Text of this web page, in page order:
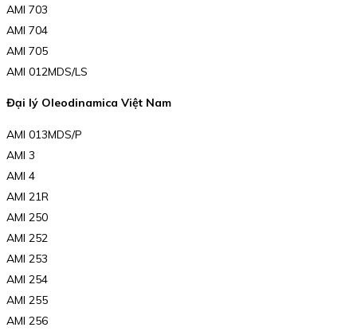
AMI 703
AMI 704
AMI 705
AMI 012MDS/LS
Đại lý Oleodinamica Việt Nam
AMI 013MDS/P
AMI 3
AMI 4
AMI 21R
AMI 250
AMI 252
AMI 253
AMI 254
AMI 255
AMI 256